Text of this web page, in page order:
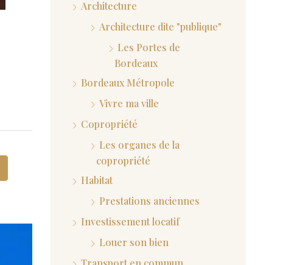
Architecture
Architecture dite "publique"
Les Portes de
Bordeaux
Bordeaux Métropole
Vivre ma ville
Copropriété
Les organes de la
copropriété
Habitat
Prestations anciennes
Investissement locatif
Louer son bien